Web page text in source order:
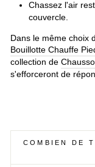
Chassez l'air
couvercle.
Dans le même choix
Bouillotte Chauffe
collection de
s'efforceront de
COMBIEN DE